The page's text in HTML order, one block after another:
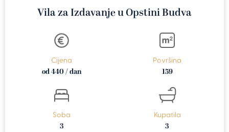
Vila za Izdavanje u Opstini Budva
Cijena
od 440 / dan
Površina
159
Soba
3
Kupatila
3